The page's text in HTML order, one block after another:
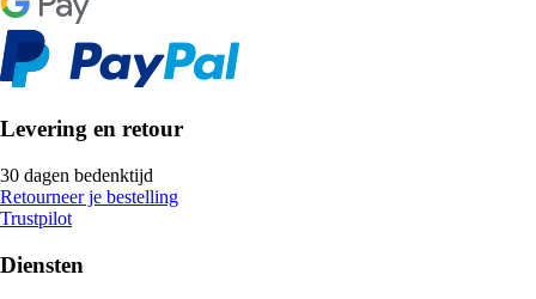
Levering en retour
30 dagen bedenktijd
Retourneer je bestelling
Trustpilot
Diensten